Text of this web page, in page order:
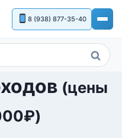
8 (938) 877-35-40
Поиск
(цены
₽)